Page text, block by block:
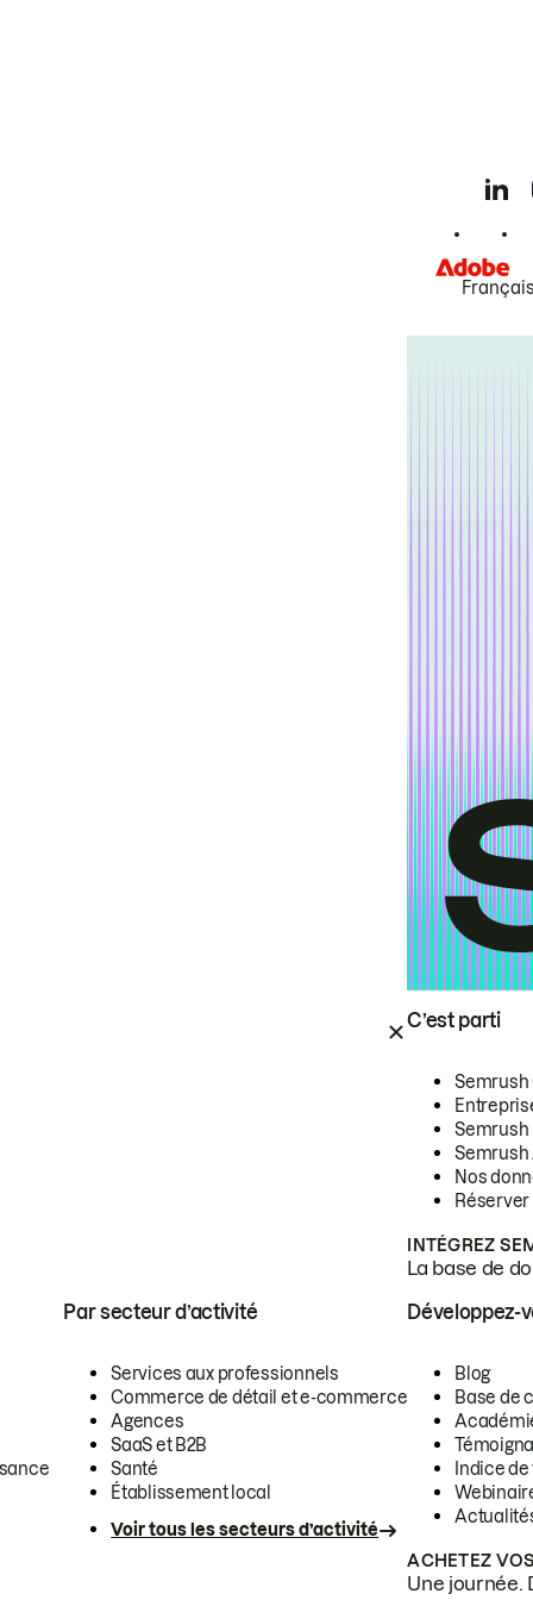
C’est parti
Semrush
Semrush
Semrush
Nos
INTÉGREZ
La base de
Par secteur d’activité
Services aux professionnels
Commerce de détail et e-commerce
Agences
SaaS et B2B
Santé
Établissement local
Voir tous les secteurs d’activité
Développez-
Blog
Base de
Indice
ACHETEZ
Une journée.